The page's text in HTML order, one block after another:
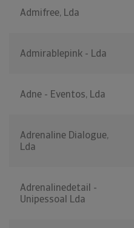
Admifree, Lda
Admirablepink - Lda
Adne - Eventos, Lda
Adrenaline Dialogue,
Lda
Adrenalinedetail -
Unipessoal Lda